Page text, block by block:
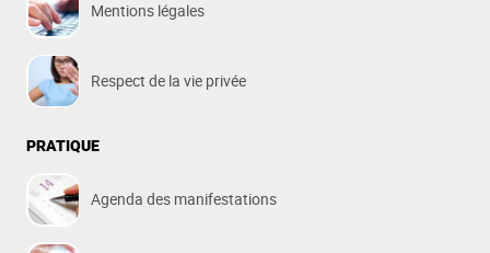
Mentions légales
Respect de la vie privée
PRATIQUE
Agenda des manifestations